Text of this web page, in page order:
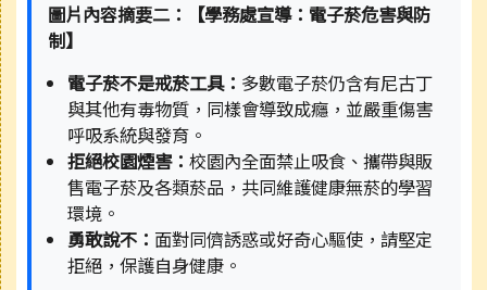
圖片內容摘要二：【學務處宣導：電子菸危害與防
制】
電子菸不是戒菸工具： 多數電子菸仍含有尼古丁
與其他有毒物質，同樣會導致成癮，並嚴重傷害
呼吸系統與發育。
拒絕校園煙害：校園內全面禁止吸食、攜帶與販
售電子菸及各類菸品，共同維護健康無菸的學習
環境。
勇敢說不： 面對同儕誘惑或好奇心驅使，請堅定
拒絕，保護自身健康。